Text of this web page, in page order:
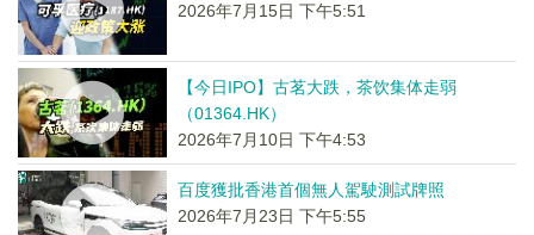
2026年7月15日 下午5:51
【今日IPO】古茗大跌，茶饮集体走弱
（01364.HK）
2026年7月10日 下午4:53
百度獲批香港首個無人駕駛測試牌照
2026年7月23日 下午5:55